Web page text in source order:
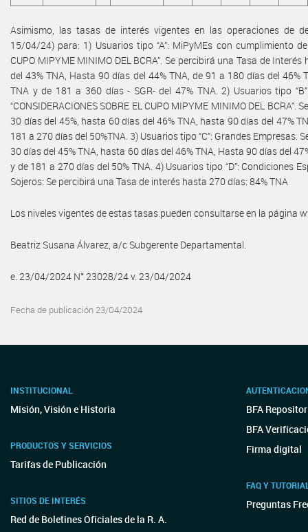
Asimismo, las tasas de interés vigentes en las operaciones de
15/04/24) para: 1) Usuarios tipo “A”: MiPyMEs con cumplimiento de
CUPO MIPYME MINIMO DEL BCRA”. Se percibirá una Tasa de
del 43% TNA, Hasta 90 días del 44% TNA, de 91 a 180 días del 46%
TNA y de 181 a 360 días - SGR- del 47% TNA. 2) Usuarios tipo
“CONSIDERACIONES SOBRE EL CUPO MIPYME MINIMO DEL
30 días del 45%, hasta 60 días del 46% TNA, hasta 90 días del 47%
181 a 270 días del 50%TNA. 3) Usuarios tipo “C”: Grandes Empresas.
30 días del 45% TNA, hasta 60 días del 46% TNA, Hasta 90 días del
y de 181 a 270 días del 50% TNA. 4) Usuarios tipo “D”: Condiciones
Sojeros: Se percibirá una Tasa de interés hasta 270 días: 84% TNA
Los niveles vigentes de estas tasas pueden consultarse en la página
Beatriz Susana Álvarez, a/c Subgerente Departamental.
e. 23/04/2024 N° 23028/24 v. 23/04/2024
Fecha de publicación 23/04/2024
INSTITUCIONAL
Misión, Visión e Historia
PRODUCTOS Y SERVICIOS
Tarifas de Publicación
SITIOS DE INTERÉS
Red de Boletines Oficiales de la R. A.
BFA
BFA
Firma digital
FAQ Y
Preguntas